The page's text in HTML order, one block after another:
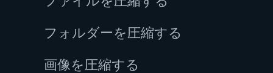
フォルダーを圧縮する
画像を圧縮する